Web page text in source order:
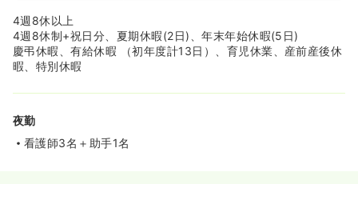
4週8休以上
4週8休制+祝日分、夏期休暇(2日)、年末年始休暇(5日)
慶弔休暇、有給休暇 （初年度計13日）、育児休業、産前産後休
暇、特別休暇
夜勤
看護師3名＋助手1名